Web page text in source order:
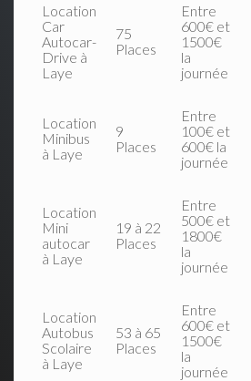
Location
Car
Autocar-
Drive à
Laye
75
Places
Entre
600€ et
1500€
la
journée
Location
Minibus
à Laye
9
Places
Entre
100€ et
600€ la
journée
Location
Mini
autocar
à Laye
19 à 22
Places
Entre
500€ et
1800€
la
journée
Location
Autobus
Scolaire
à Laye
53 à 65
Places
Entre
600€ et
1500€
la
journée